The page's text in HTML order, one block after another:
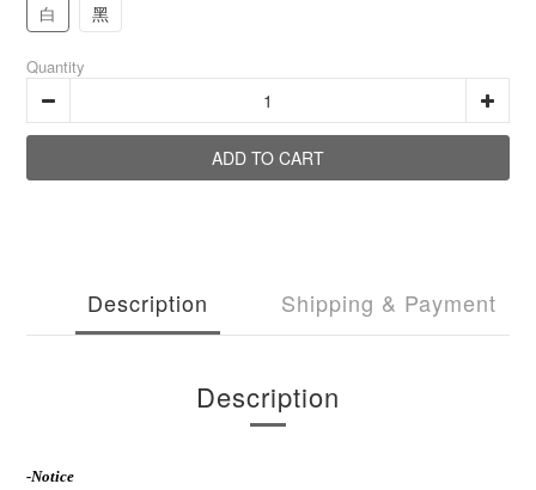
白 黑
Quantity
ADD TO CART
Description Shipping & Payment
Description
-Notice